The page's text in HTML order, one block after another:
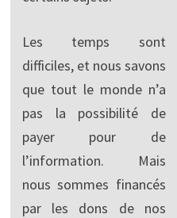
Les temps sont
difficiles, et nous savons
que tout le monde n’a
pas la possibilité de
payer pour de
l’information. Mais
nous sommes financés
par les dons de nos